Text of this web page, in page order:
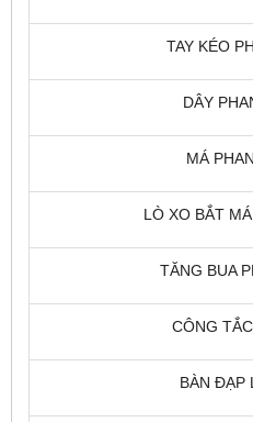
TAY KÉO
DÂY
MÁ
LÒ XO BẮT
TĂNG BUA
CÔNG
BÀN ĐẠP